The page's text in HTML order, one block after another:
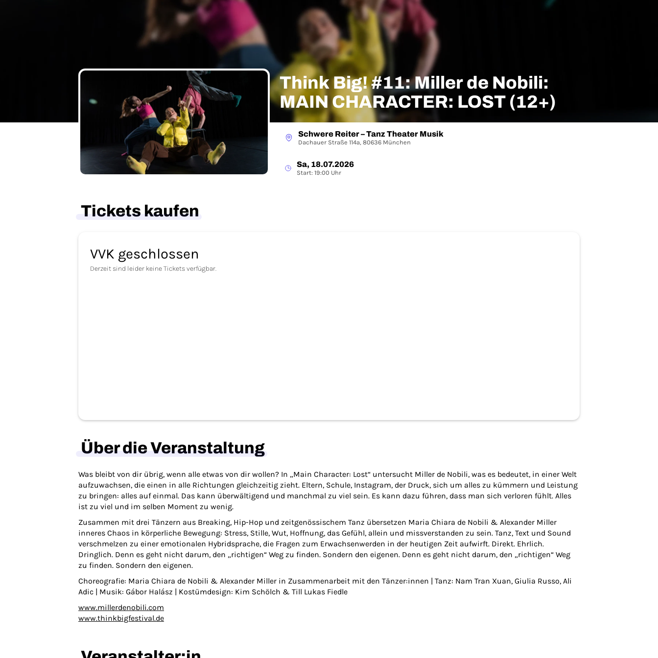
Think Big! #11: Miller de Nobili:
MAIN CHARACTER: LOST (12+)
Schwere Reiter – Tanz Theater Musik
Dachauer Straße 114a, 80636 München
Sa, 18.07.2026
Start: 19:00 Uhr
Tickets kaufen
VVK geschlossen
Derzeit sind leider keine Tickets verfügbar.
Über die Veranstaltung
Was bleibt von dir übrig, wenn alle etwas von dir wollen? In „Main Character: Lost“ untersucht Miller de Nobili, was es bedeutet, in einer Welt
aufzuwachsen, die einen in alle Richtungen gleichzeitig zieht. Eltern, Schule, Instagram, der Druck, sich um alles zu kümmern und Leistung
zu bringen: alles auf einmal. Das kann überwältigend und manchmal zu viel sein. Es kann dazu führen, dass man sich verloren fühlt. Alles
ist zu viel und im selben Moment zu wenig.
Zusammen mit drei Tänzern aus Breaking, Hip-Hop und zeitgenössischem Tanz übersetzen Maria Chiara de Nobili & Alexander Miller
inneres Chaos in körperliche Bewegung: Stress, Stille, Wut, Hoffnung, das Gefühl, allein und missverstanden zu sein. Tanz, Text und Sound
verschmelzen zu einer emotionalen Hybridsprache, die Fragen zum Erwachsenwerden in der heutigen Zeit aufwirft. Direkt. Ehrlich.
Dringlich. Denn es geht nicht darum, den „richtigen“ Weg zu finden. Sondern den eigenen. Denn es geht nicht darum, den „richtigen“ Weg
zu finden. Sondern den eigenen.
Choreografie: Maria Chiara de Nobili & Alexander Miller in Zusammenarbeit mit den Tänzer:innen | Tanz: Nam Tran Xuan, Giulia Russo, Ali
Adic | Musik: Gábor Halász | Kostümdesign: Kim Schölch & Till Lukas Fiedle
www.millerdenobili.com
www.thinkbigfestival.de